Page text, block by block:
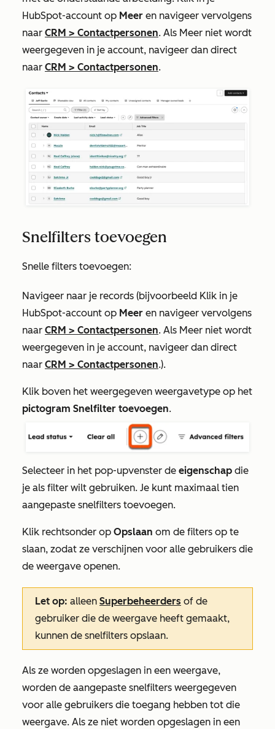
HubSpot-account op Meer en navigeer vervolgens
naar CRM > Contactpersonen. Als Meer niet wordt
weergegeven in je account, navigeer dan direct
naar CRM > Contactpersonen.
Snelfilters toevoegen
Snelle filters toevoegen:
Navigeer naar je records (bijvoorbeeld Klik in je
HubSpot-account op Meer en navigeer vervolgens
naar CRM > Contactpersonen. Als Meer niet wordt
weergegeven in je account, navigeer dan direct
naar CRM > Contactpersonen.).
Klik boven het weergegeven weergavetype op het
pictogram Snelfilter toevoegen.
Selecteer in het pop-upvenster de eigenschap die
je als filter wilt gebruiken. Je kunt maximaal tien
aangepaste snelfilters toevoegen.
Klik rechtsonder op Opslaan om de filters op te
slaan, zodat ze verschijnen voor alle gebruikers die
de weergave openen.
Let op: alleen Superbeheerders of de
gebruiker die de weergave heeft gemaakt,
kunnen de snelfilters opslaan.
Als ze worden opgeslagen in een weergave,
worden de aangepaste snelfilters weergegeven
voor alle gebruikers die toegang hebben tot die
weergave. Als ze niet worden opgeslagen in een